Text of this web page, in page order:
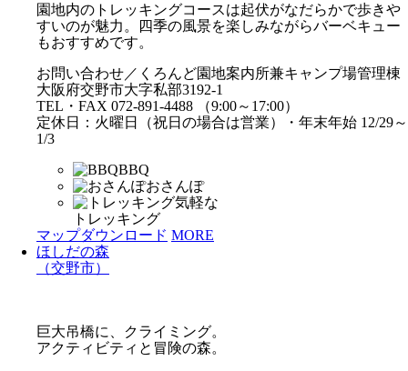
園地内のトレッキングコースは起伏がなだらかで歩きや
すいのが魅力。四季の風景を楽しみながらバーベキュー
もおすすめです。
お問い合わせ／くろんど園地案内所兼キャンプ場管理棟
大阪府交野市大字私部3192-1
TEL・FAX 072-891-4488 （9:00～17:00）
定休日：火曜日（祝日の場合は営業）・年末年始 12/29～
1/3
BBQ
おさんぽ
気軽な
トレッキング
マップダウンロード MORE
ほしだの森
（交野市）
巨大吊橋に、クライミング。
アクティビティと冒険の森。